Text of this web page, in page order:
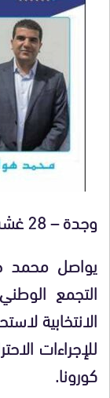
وجدة – 28 غشت 2021
يواصل محمد
التجمع
للإجراءات
كورونا.